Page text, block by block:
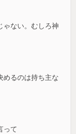
ゃない。むしろ神
めるのは持ち主な
って